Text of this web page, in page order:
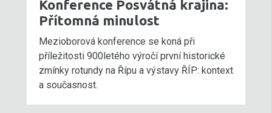
Konference Posvátná krajina:
Přítomná minulost
Mezioborová konference se koná při
příležitosti 900letého výročí první historické
zmínky rotundy na Řípu a výstavy ŘÍP: kontext
a současnost.